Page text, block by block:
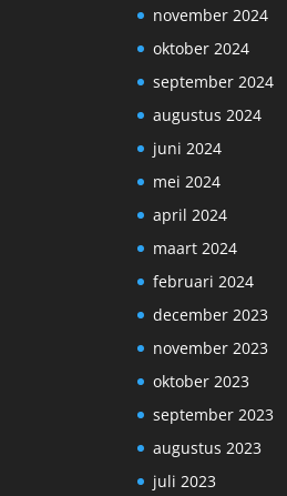
november 2024
oktober 2024
september 2024
augustus 2024
juni 2024
mei 2024
april 2024
maart 2024
februari 2024
december 2023
november 2023
oktober 2023
september 2023
augustus 2023
juli 2023